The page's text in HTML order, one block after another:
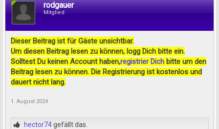
rodgauer
Mitglied
Dieser Beitrag ist für Gäste unsichtbar.
Um diesen Beitrag lesen zu können, logg Dich bitte ein.
Solltest Du keinen Account haben,registrier Dich bitte um den
Beitrag lesen zu können. Die Registrierung ist kostenlos und
dauert nicht lang.
1. August 2024
hector74gefällt das.